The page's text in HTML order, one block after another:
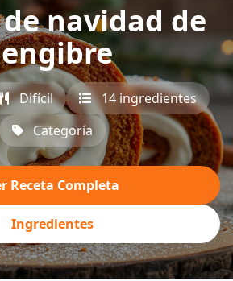
navidad de
Difícil
14 ingredientes
Categoría
Receta Completa
Ingredientes